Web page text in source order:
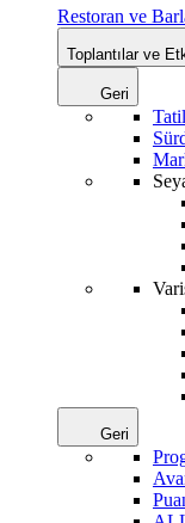
Restoran ve
Toplantılar ve
Geri
Geri